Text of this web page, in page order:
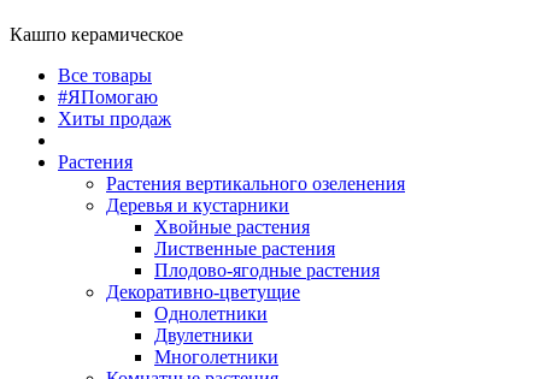
Кашпо керамическое
Все товары
#ЯПомогаю
Хиты продаж
Растения
Растения вертикального озеленения
Деревья и кустарники
Хвойные растения
Лиственные растения
Плодово-ягодные растения
Декоративно-цветущие
Однолетники
Двулетники
Многолетники